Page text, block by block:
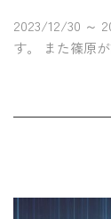
2023/12/30 ～
す。 また篠原